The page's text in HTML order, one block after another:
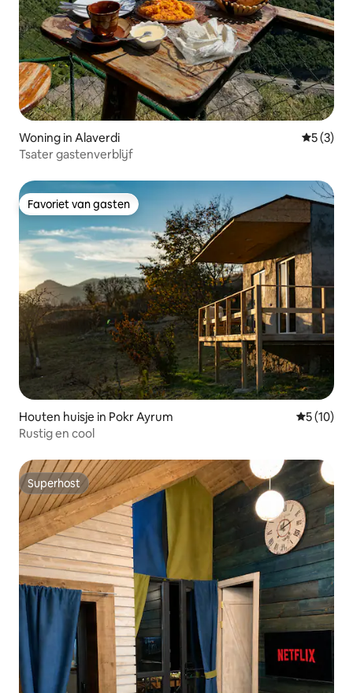
Woning in Alaverdi
5 (3)
Tsater gastenverblijf
Favoriet van gasten
Favoriet van gasten
Houten huisje in Pokr Ayrum
5 (10)
Rustig en cool
Superhost
Superhost